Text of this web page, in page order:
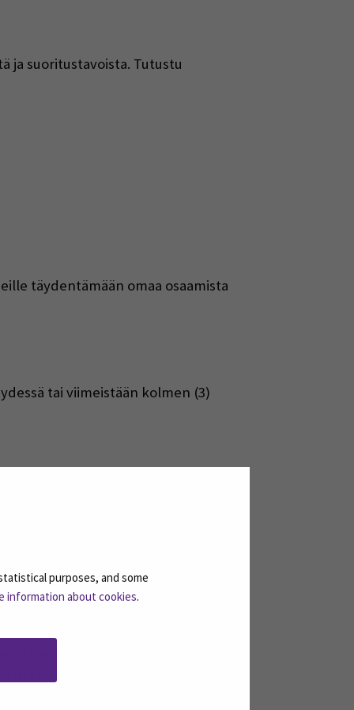
purposes, and some
information about cookies.
ja suoritustavoista. Tutustu
täydentämään omaa osaamista
tai viimeistään kolmen (3)
/ VRK) myöntämää